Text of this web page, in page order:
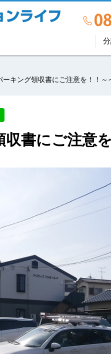
ーキング領収書にご注意を！！～
書にご注意